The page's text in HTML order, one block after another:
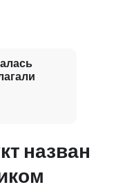
назван